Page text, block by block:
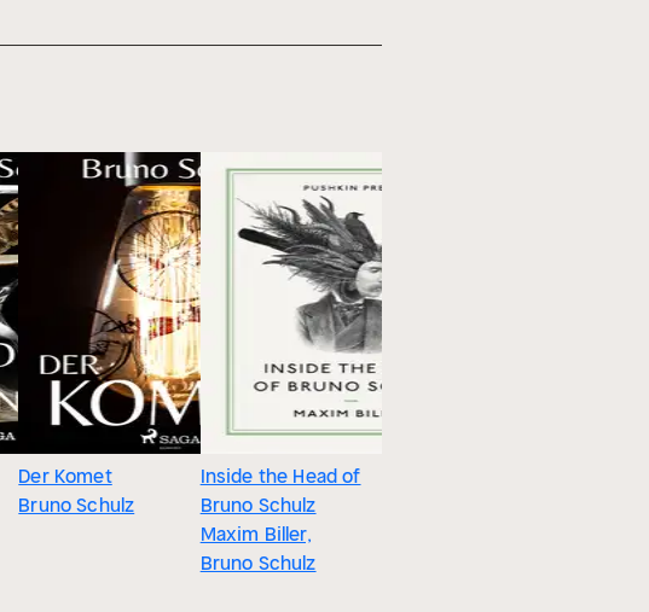
Der Komet
Bruno Schulz
Inside the Head of
Bruno Schulz
Maxim Biller,
Bruno Schulz